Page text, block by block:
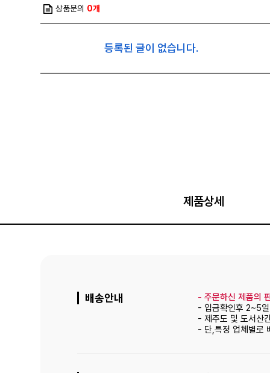
상품문의 0개
등록된 글이 없습니다.
제품상세
배송안내 - 주문하신 제품의
- 입금확인후 2~5
- 제주도 및 도서산
- 단,특정 업체별로